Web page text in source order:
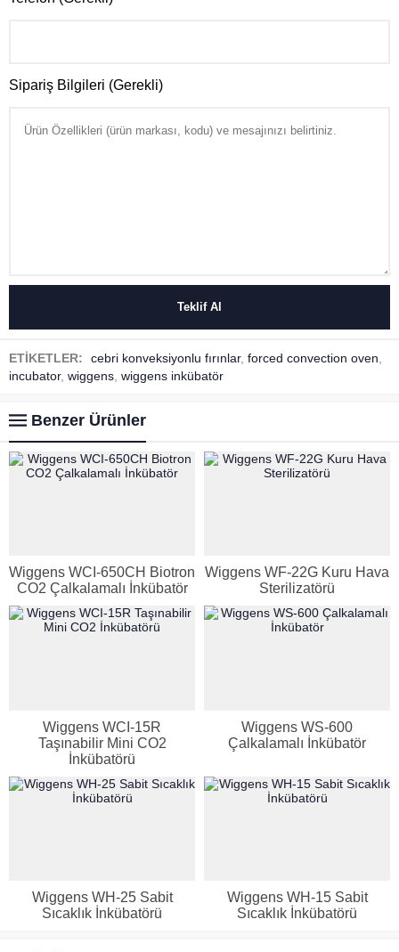
Sipariş Bilgileri (Gerekli)
ETİKETLER: cebri konveksiyonlu fırınlar, forced convection oven
incubator, wiggens wiggens inkübatör
Benzer Ürünler
Wiggens WCI-650CH Biotron
CO2 Çalkalamalı İnkübatör
Wiggens WF-22G Kuru Hava
Sterilizatörü
Wiggens WCI-15R
Taşınabilir Mini CO2
İnkübatörü
Wiggens WS-600
Çalkalamalı İnkübatör
Wiggens WH-25 Sabit
Sıcaklık İnkübatörü
Wiggens WH-15 Sabit
Sıcaklık İnkübatörü